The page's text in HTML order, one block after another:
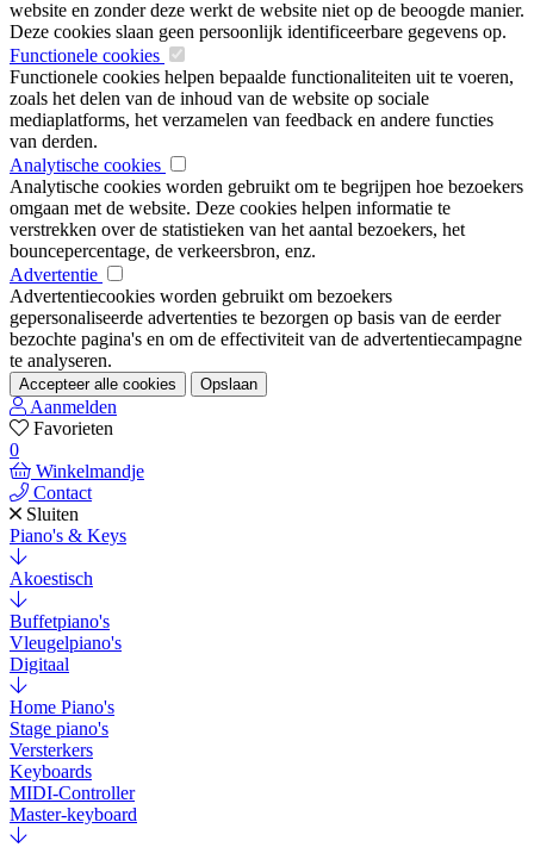
website en zonder deze werkt de website niet op de beoogde manier.
Deze cookies slaan geen persoonlijk identificeerbare gegevens op.
Functionele cookies
Functionele cookies helpen bepaalde functionaliteiten uit te voeren,
zoals het delen van de inhoud van de website op sociale
mediaplatforms, het verzamelen van feedback en andere functies
van derden.
Analytische cookies
Analytische cookies worden gebruikt om te begrijpen hoe bezoekers
omgaan met de website. Deze cookies helpen informatie te
verstrekken over de statistieken van het aantal bezoekers, het
bouncepercentage, de verkeersbron, enz.
Advertentie
Advertentiecookies worden gebruikt om bezoekers
gepersonaliseerde advertenties te bezorgen op basis van de eerder
bezochte pagina's en om de effectiviteit van de advertentiecampagne
te analyseren.
Accepteer alle cookies Opslaan
Aanmelden
Favorieten
0
Winkelmandje
Contact
Sluiten
Piano's & Keys
Akoestisch
Buffetpiano's
Vleugelpiano's
Digitaal
Home Piano's
Stage piano's
Versterkers
Keyboards
MIDI-Controller
Master-keyboard